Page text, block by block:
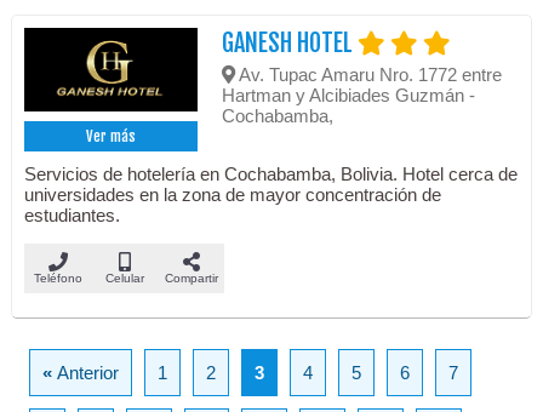
Ver más
GANESH HOTEL
Av. Tupac Amaru Nro. 1772 entre
Hartman y Alcibiades Guzmán -
Cochabamba,
Servicios de hotelería en Cochabamba, Bolivia. Hotel cerca de
universidades en la zona de mayor concentración de
estudiantes.
Teléfono Celular Compartir
«Anterior 1 2 3 4 5 6 7